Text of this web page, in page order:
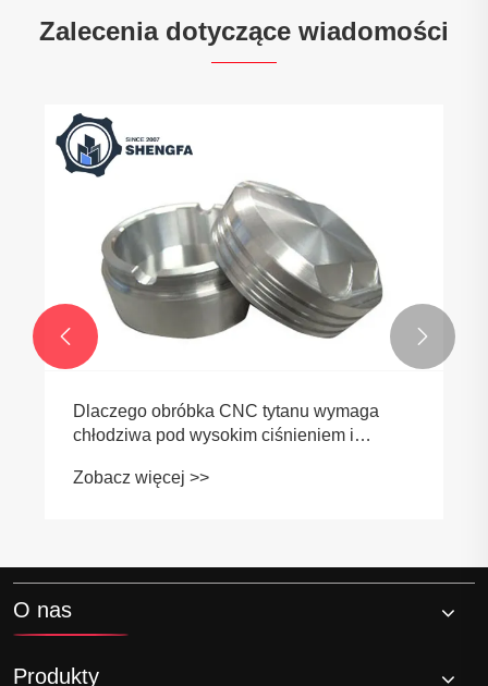
Zalecenia dotyczące wiadomości
Dlaczego obróbka CNC tytanu wymaga
chłodziwa pod wysokim ciśnieniem i
Zobacz więcej >>
 
O nas
Produkty